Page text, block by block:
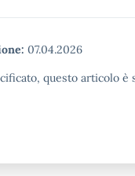
07.04.2026
questo articolo